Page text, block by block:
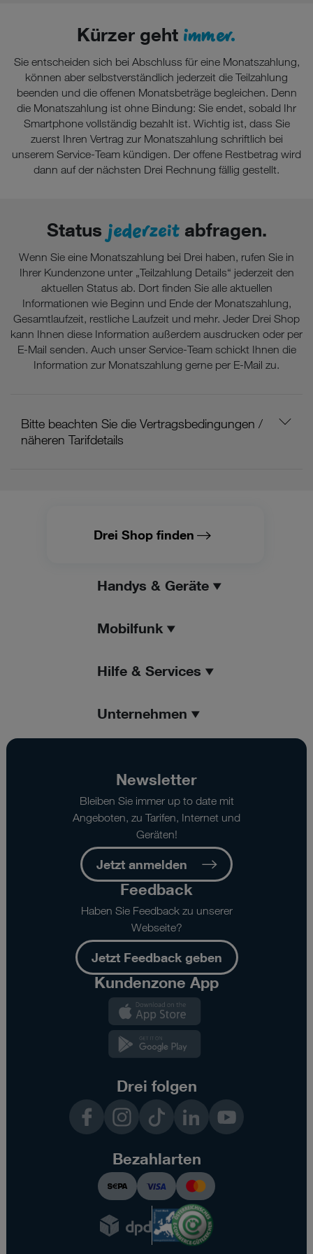
Kürzer geht immer.
Sie entscheiden sich bei Abschluss für eine Monatszahlung,
können aber selbstverständlich jederzeit die Teilzahlung
beenden und die offenen Monatsbeträge begleichen. Denn
die Monatszahlung ist ohne Bindung: Sie endet, sobald Ihr
Smartphone vollständig bezahlt ist. Wichtig ist, dass Sie
zuerst Ihren Vertrag zur Monatszahlung schriftlich bei
unserem Service-Team kündigen. Der offene Restbetrag wird
dann auf der nächsten Drei Rechnung fällig gestellt.
Status jederzeitabfragen.
Wenn Sie eine Monatszahlung bei Drei haben, rufen Sie in
Ihrer Kundenzone unter „Teilzahlung Details“ jederzeit den
aktuellen Status ab. Dort finden Sie alle aktuellen
Informationen wie Beginn und Ende der Monatszahlung,
Gesamtlaufzeit, restliche Laufzeit und mehr. Jeder Drei Shop
kann Ihnen diese Information außerdem ausdrucken oder per
E-Mail senden. Auch unser Service-Team schickt Ihnen die
Information zur Monatszahlung gerne per E-Mail zu.
Bitte beachten Sie die Vertragsbedingungen /
näheren Tarifdetails
Drei Shop finden
Handys & Geräte
Mobilfunk
Hilfe & Services
Unternehmen
Newsletter
Bleiben Sie immer up to date mit
Angeboten, zu Tarifen, Internet und
Geräten!
Jetzt anmelden
Feedback
Haben Sie Feedback zu unserer
Webseite?
Jetzt Feedback geben
Kundenzone App
Drei folgen
InstagramTikTok LinkedInYouTube
Bezahlarten